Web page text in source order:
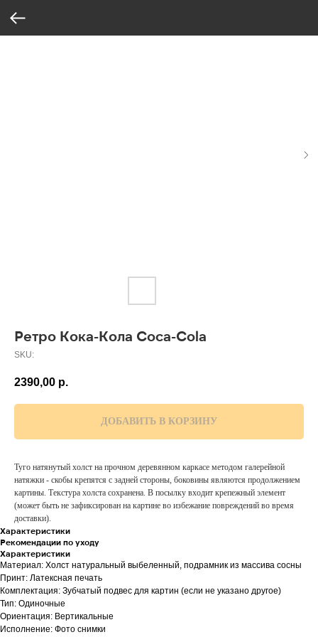
Ретро Кока-Кола Coca-Cola
SKU:
2390,00 р.
ДОБАВИТЬ В КОРЗИНУ
Туго натянутый холст на прочном деревянном каркасе методом галерейной
натяжки - скобы крепятся с задней стороны, боковины являются продолжением
картины. Текстура холста сохранена. В посылку входит крепежный элемент
(может быть не зафиксирован на картине во избежание повреждений во время
доставки).
Характеристики
Рекомендации по уходу
Характеристики
Материал: Холст натуральный выбеленный, подрамник из массива сосны
Принт: Латексная печать
Комплектация: Зубчатый подвес для картин (если не указано другое)
Тип: Одиночные
Ориентация: Вертикальные
Исполнение: Фото снимки